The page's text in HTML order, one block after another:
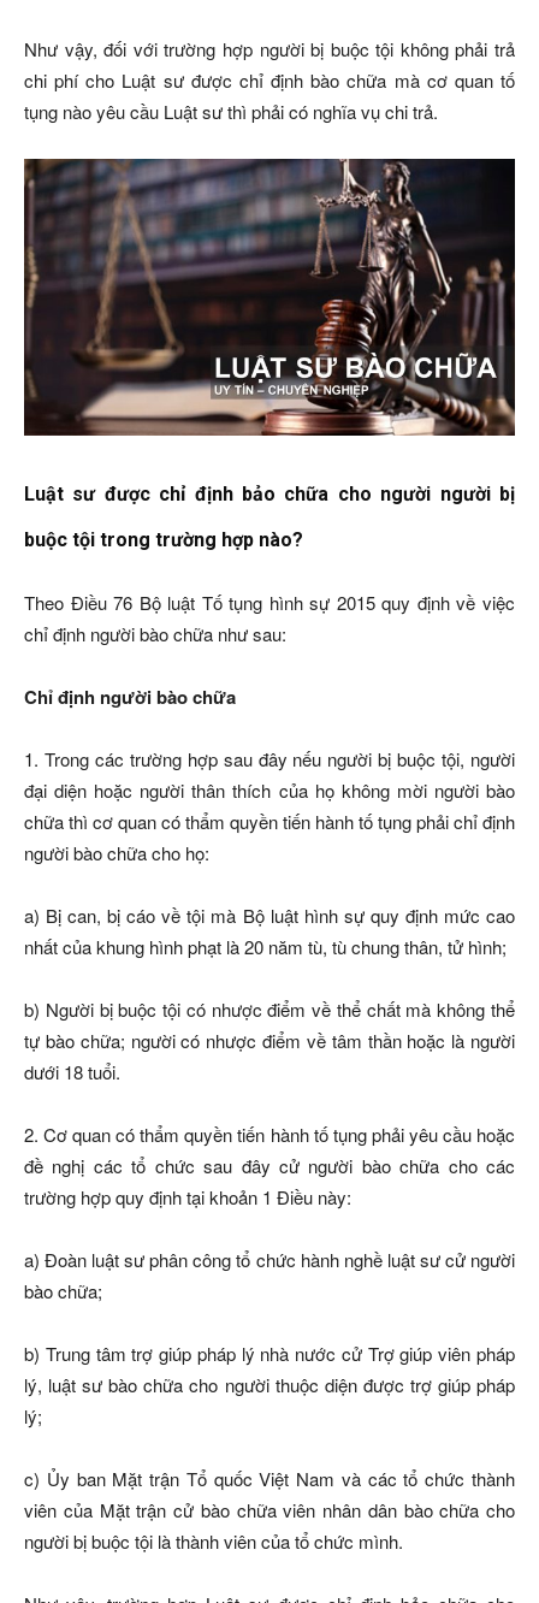
Như vậy, đối với trường hợp người bị buộc tội không phải trả
chi phí cho Luật sư được chỉ định bào chữa mà cơ quan tố
tụng nào yêu cầu Luật sư thì phải có nghĩa vụ chi trả.
Luật sư được chỉ định bảo chữa cho người người bị
buộc tội trong trường hợp nào?
Theo Điều 76 Bộ luật Tố tụng hình sự 2015 quy định về việc
chỉ định người bào chữa như sau:
Chỉ định người bào chữa
1. Trong các trường hợp sau đây nếu người bị buộc tội, người
đại diện hoặc người thân thích của họ không mời người bào
chữa thì cơ quan có thẩm quyền tiến hành tố tụng phải chỉ định
người bào chữa cho họ:
a) Bị can, bị cáo về tội mà Bộ luật hình sự quy định mức cao
nhất của khung hình phạt là 20 năm tù, tù chung thân, tử hình;
b) Người bị buộc tội có nhược điểm về thể chất mà không thể
tự bào chữa; người có nhược điểm về tâm thần hoặc là người
dưới 18 tuổi.
2. Cơ quan có thẩm quyền tiến hành tố tụng phải yêu cầu hoặc
đề nghị các tổ chức sau đây cử người bào chữa cho các
trường hợp quy định tại khoản 1 Điều này:
a) Đoàn luật sư phân công tổ chức hành nghề luật sư cử người
bào chữa;
b) Trung tâm trợ giúp pháp lý nhà nước cử Trợ giúp viên pháp
lý, luật sư bào chữa cho người thuộc diện được trợ giúp pháp
lý;
c) Ủy ban Mặt trận Tổ quốc Việt Nam và các tổ chức thành
viên của Mặt trận cử bào chữa viên nhân dân bào chữa cho
người bị buộc tội là thành viên của tổ chức mình.